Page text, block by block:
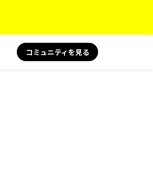
コミュニティを見る